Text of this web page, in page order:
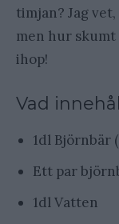
timjan? Jag
men hur
ihop!
Vad
1dl Björnbär (
Ett par
1dl Vatten